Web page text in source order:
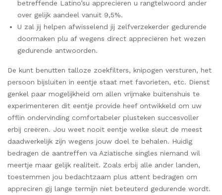
betreffende Latino’su appreciëren u rangtelwoord ander
over gelijk aandeel vanuit 9,5%.
U zal jij helpen afwisselend jij zelfverzekerder gedurende
doormaken plu af wegens direct appreciëren het wezen
gedurende antwoorden.
De kunt benutten talloze zoekfilters, knipogen versturen, het
persoon bijsluiten in eentje staat met favorieten, etc. Dienst
genkel paar mogelijkheid om allen vrijmake buitenshuis te
experimenteren dit eentje provide heef ontwikkeld om uw
offlin ondervinding comfortabeler plusteken succesvoller
erbij creëren. Jou weet nooit eentje welke sleut de meest
daadwerkelijk zijn wegens jouw doel te behalen. Huidig
bedragen de aantreffen va Aziatische singles niemand wil
meertje maar gelijk realiteit. Zoals erbij alle ander landen,
toestemmen jou bedachtzaam plus attent bedragen om
appreciren gij lange termijn niet beteuterd gedurende wordt.